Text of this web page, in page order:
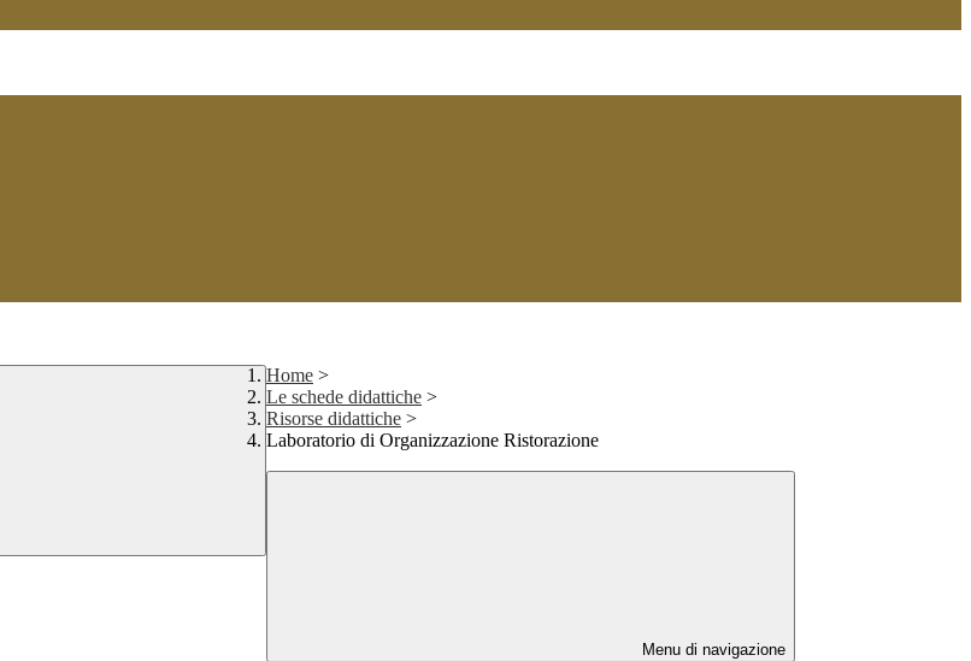
Home >
Le schede didattiche >
Risorse didattiche >
Laboratorio di Organizzazione Ristorazione
Menu di navigazione